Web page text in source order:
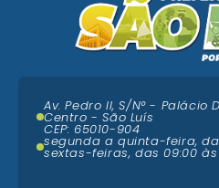
Av. Pedro II, S/N° - Palácio
Centro - São Luís
CEP: 65010-904
segunda a quinta-feira,
sextas-feiras, das 09:00 às